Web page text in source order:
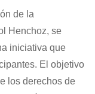
de la
Henchoz, se
iniciativa que
El objetivo
los derechos de